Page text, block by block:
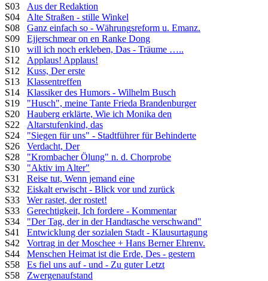
S03 Aus der Redaktion
S04 Alte Straßen - stille Winkel
S08 Ganz einfach so - Währungsreform u. Emanz.
S09 Ejjerschmear on en Ranke Dong
S10 will ich noch erkleben, Das - Träume …..
S12 Applaus! Applaus!
S12 Kuss, Der erste
S13 Klassentreffen
S14 Klassiker des Humors - Wilhelm Busch
S19 "Husch", meine Tante Frieda Brandenburger
S20 Hauberg erklärte, Wie ich Monika den
S22 Altarstufenkind, das
S24 "Siegen für uns" - Stadtführer für Behinderte
S26 Verdacht, Der
S28 "Krombacher Ölung" n. d. Chorprobe
S30 "Aktiv im Alter"
S31 Reise tut, Wenn jemand eine
S32 Eiskalt erwischt - Blick vor und zurück
S33 Wer rastet, der rostet!
S33 Gerechtigkeit, Ich fordere - Kommentar
S34 "Der Tag, der in der Handtasche verschwand"
S41 Entwicklung der sozialen Stadt - Klausurtagung
S42 Vortrag in der Moschee + Hans Berner Ehrenv.
S44 Menschen Heimat ist die Erde, Des - gestern
S58 Es fiel uns auf - und - Zu guter Letzt
S58 Zwergenaufstand